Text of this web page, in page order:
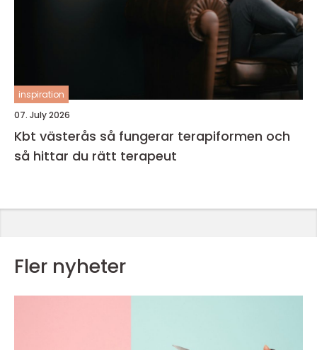
inspiration
07. July 2026
Kbt västerås så fungerar terapiformen och
så hittar du rätt terapeut
Fler nyheter